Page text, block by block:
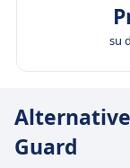
su
Guard